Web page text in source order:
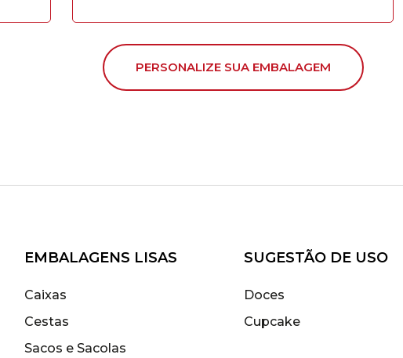
PERSONALIZE SUA EMBALAGEM
EMBALAGENS LISAS
Caixas
Cestas
Sacos e Sacolas
SUGESTÃO DE USO
Doces
Cupcake